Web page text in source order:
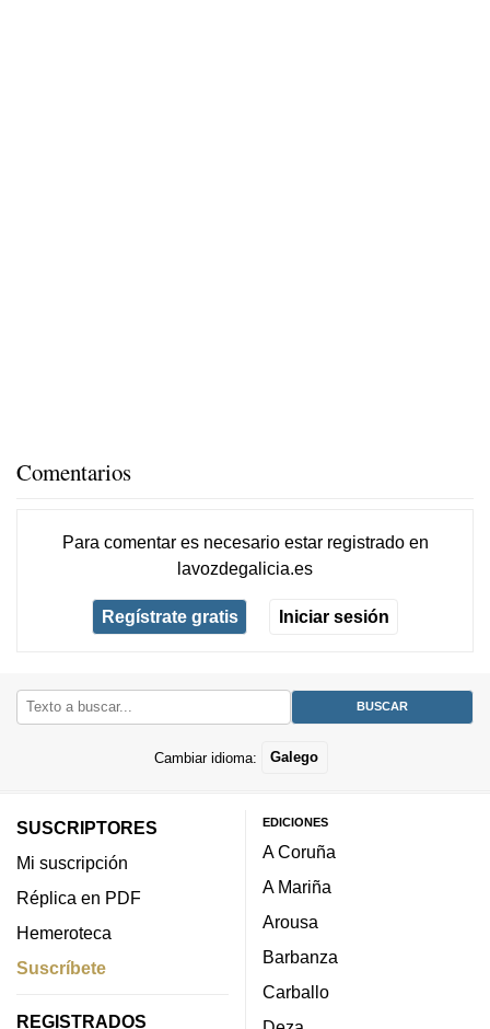
Comentarios
Para comentar es necesario estar registradoen
lavozdegalicia.es
Regístrate gratis Iniciar sesión
Cambiar idioma: Galego
SUSCRIPTORES
Mi suscripción
Réplica en PDF
Hemeroteca
Suscríbete
REGISTRADOS
EDICIONES
A Coruña
A Mariña
Arousa
Barbanza
Carballo